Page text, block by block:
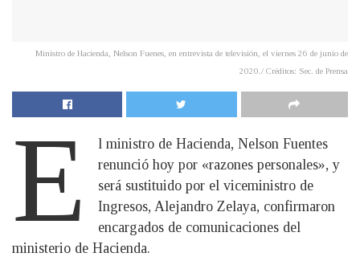
Ministro de Hacienda, Nelson Fuenes, en entrevista de televisión, el viernes 26 de junio de
2020./ Créditos: Sec. de Prensa
E
l ministro de Hacienda, Nelson Fuentes
renunció hoy por «razones personales», y
será sustituido por el viceministro de
Ingresos, Alejandro Zelaya, confirmaron
encargados de comunicaciones del
ministerio de Hacienda.